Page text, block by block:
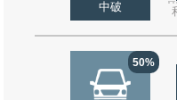
中破
50%